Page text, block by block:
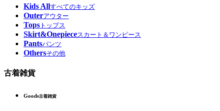
Kids Allすべてのキッズ
Outerアウター
Tops トップス
Skirt&Onepieceスカート＆ワンピース
Pantsパンツ
Othersその他
古着雑貨
Goods古着雑貨